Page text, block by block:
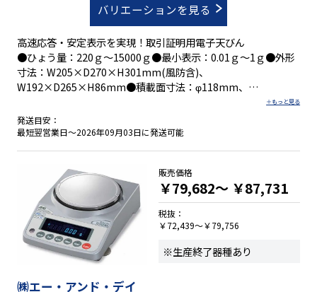
バリエーションを見る
高速応答・安定表示を実現！取引証明用電子天びん
●ひょう量：220ｇ～15000ｇ●最小表示：0.01ｇ～1ｇ●外形
寸法：W205×D270×H301mm(風防含)、
W192×D265×H86mm●積載面寸法：φ118mm、
●校正分銅内蔵タイプ（外部分銅でのスパン調整も可）
●３電源方式(専用ACアダプタ/単３乾電池×2本/USB type C )
●風防付(ALG223～ALG1203)
発送目安：
最短翌営業日～2026年09月03日に発送可能
㈱エー・アンド・デイ
販売価格
￥79,682～ ￥87,731
税抜：
￥72,439～￥79,756
※生産終了器種あり